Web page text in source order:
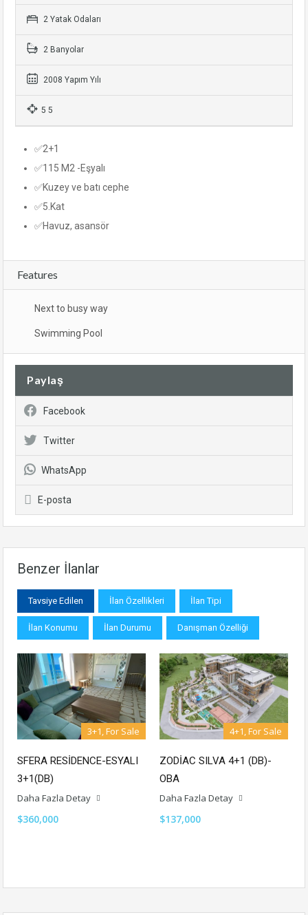
2 Yatak Odaları
2 Banyolar
2008 Yapım Yılı
5 5
✅2+1
✅115 M2 -Eşyalı
✅Kuzey ve batı cephe
✅5.Kat
✅Havuz, asansör
Features
Next to busy way
Swimming Pool
Paylaş
Facebook
Twitter
WhatsApp
E-posta
Benzer İlanlar
Tavsiye Edilen İlan Özellikleri İlan Tipi
İlan Konumu İlan Durumu Danışman Özelliği
3+1, For Sale
SFERA RESİDENCE-ESYALI
3+1(DB)
Daha Fazla Detay
$360,000
4+1, For Sale
ZODİAC SILVA 4+1 (DB)-
OBA
Daha Fazla Detay
$137,000